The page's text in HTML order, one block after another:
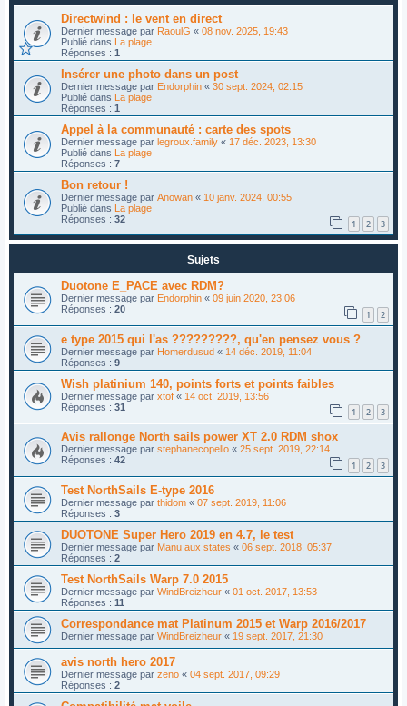
Directwind : le vent en direct
Dernier message par RaoulG « 08 nov. 2025, 19:43
Publié dans La plage
Réponses : 1
Insérer une photo dans un post
Dernier message par Endorphin « 30 sept. 2024, 02:15
Publié dans La plage
Réponses : 1
Appel à la communauté : carte des spots
Dernier message par legroux.family « 17 déc. 2023, 13:30
Publié dans La plage
Réponses : 7
Bon retour !
Dernier message par Anowan « 10 janv. 2024, 00:55
Publié dans La plage
Réponses : 32 1 2 3
Sujets
Duotone E_PACE avec RDM?
Dernier message par Endorphin « 09 juin 2020, 23:06
Réponses : 20 1 2
e type 2015 qui l'as ?????????, qu'en pensez vous ?
Dernier message par Homerdusud « 14 déc. 2019, 11:04
Réponses : 9
Wish platinium 140, points forts et points faibles
Dernier message par xtof « 14 oct. 2019, 13:56
Réponses : 31 1 2 3
Avis rallonge North sails power XT 2.0 RDM shox
Dernier message par stephanecopello « 25 sept. 2019, 22:14
Réponses : 42 1 2 3
Test NorthSails E-type 2016
Dernier message par thidom « 07 sept. 2019, 11:06
Réponses : 3
DUOTONE Super Hero 2019 en 4.7, le test
Dernier message par Manu aux states « 06 sept. 2018, 05:37
Réponses : 2
Test NorthSails Warp 7.0 2015
Dernier message par WindBreizheur « 01 oct. 2017, 13:53
Réponses : 11
Correspondance mat Platinum 2015 et Warp 2016/2017
Dernier message par WindBreizheur « 19 sept. 2017, 21:30
avis north hero 2017
Dernier message par zeno « 04 sept. 2017, 09:29
Réponses : 2